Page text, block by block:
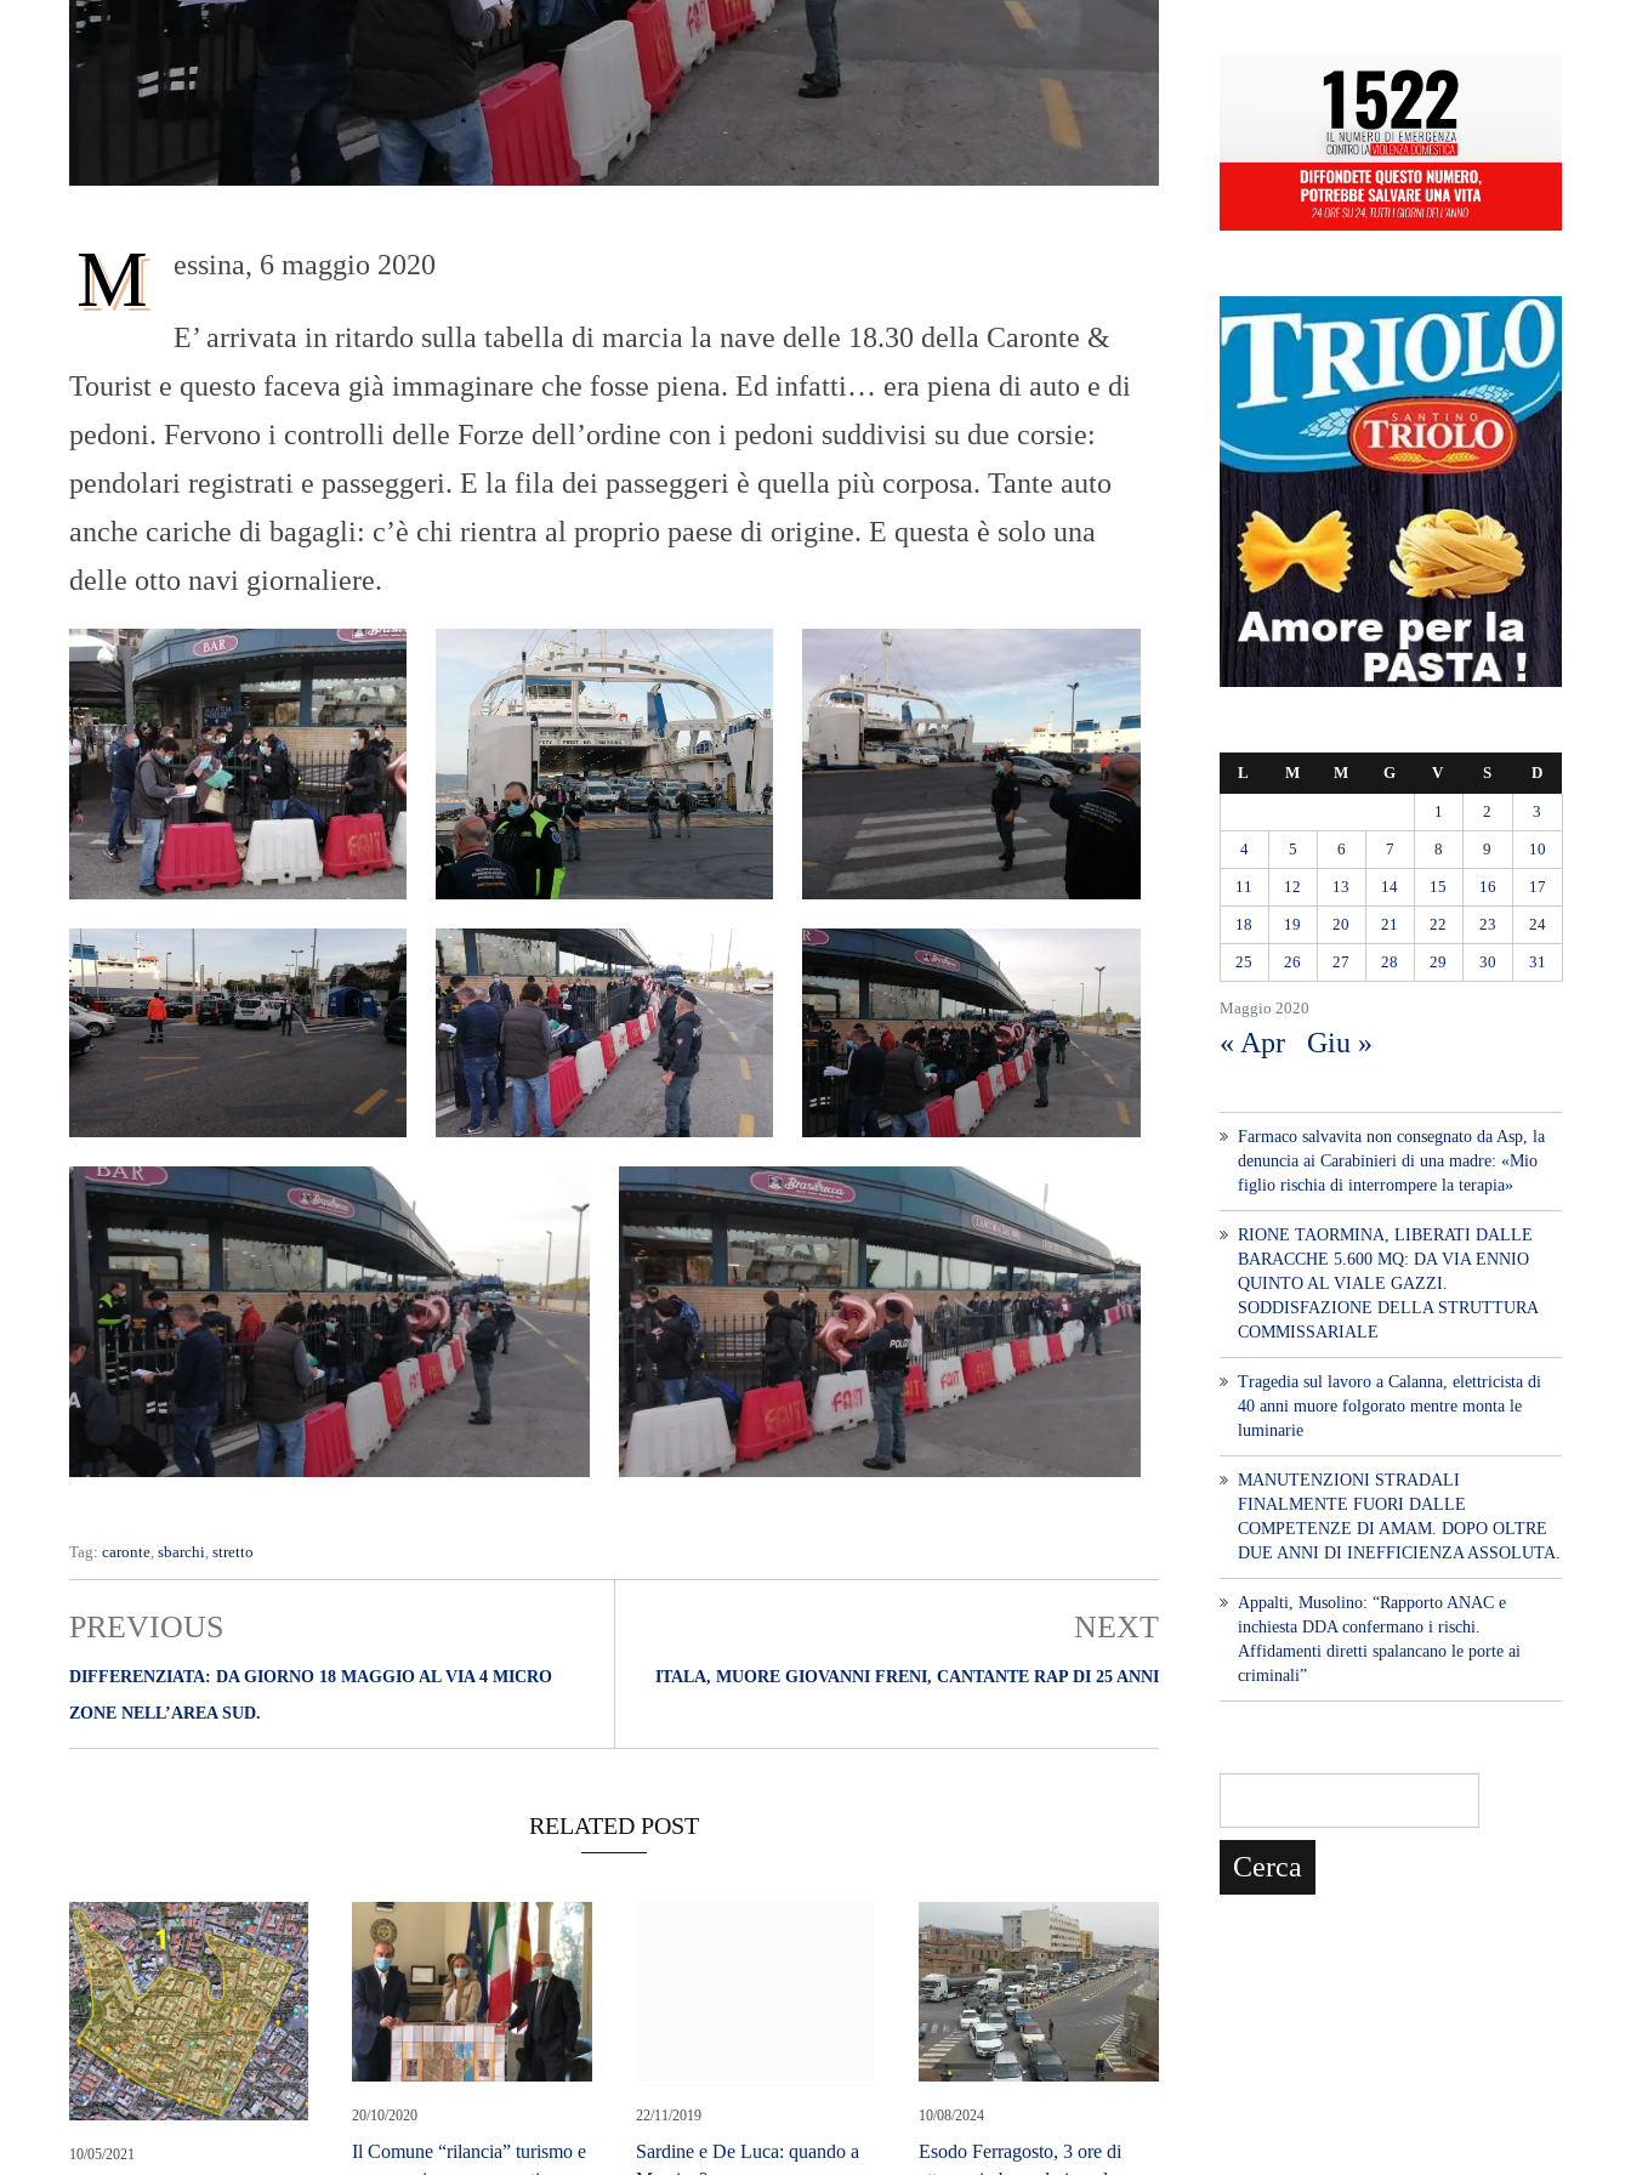
O
R
p
R
O
M essina, 6 maggio 2020
E’ arrivata in ritardo sulla tabella di marcia la nave delle 18.30 della Caronte &
Tourist e questo faceva già immaginare che fosse piena. Ed infatti… era piena di auto e di
pedoni. Fervono i controlli delle Forze dell’ordine con i pedoni suddivisi su due corsie:
pendolari registrati e passeggeri. E la fila dei passeggeri è quella più corposa. Tante auto
anche cariche di bagagli: c’è chi rientra al proprio paese di origine. E questa è solo una
delle otto navi giornaliere.
Tag: caronte, sbarchi, stretto
PREVIOUS
DIFFERENZIATA: DA GIORNO 18 MAGGIO AL VIA 4 MICRO
ZONE NELL’AREA SUD.
NEXT
ITALA, MUORE GIOVANNI FRENI, CANTANTE RAP DI 25 ANNI
RELATED POST
10/05/2021
20/10/2020
Il Comune “rilancia” turismo e
10/08/2024
Esodo Ferragosto, 3 ore di
Maggio 2020
L M M G V S D
1 2 3
4 5 6 7 8 9 10
11 12 13 14 15 16 17
18 19 20 21 22 23 24
25 26 27 28 29 30 31
« Apr Giu »
Farmaco salvavita non consegnato da Asp, la
denuncia ai Carabinieri di una madre: «Mio
figlio rischia di interrompere la terapia»
RIONE TAORMINA, LIBERATI DALLE
BARACCHE 5.600 MQ: DA VIA ENNIO
QUINTO AL VIALE GAZZI.
SODDISFAZIONE DELLA STRUTTURA
COMMISSARIALE
Tragedia sul lavoro a Calanna, elettricista di
40 anni muore folgorato mentre monta le
luminarie
MANUTENZIONI STRADALI
FINALMENTE FUORI DALLE
COMPETENZE DI AMAM. DOPO OLTRE
DUE ANNI DI INEFFICIENZA ASSOLUTA.
​Appalti, Musolino: “Rapporto ANAC e
inchiesta DDA confermano i rischi.
Affidamenti diretti spalancano le porte ai
criminali”